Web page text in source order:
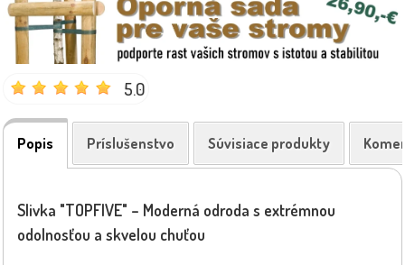
5.0
Popis Príslušenstvo Súvisiace produkty
Slivka "TOPFIVE" – Moderná odroda s extrémnou
odolnosťou a skvelou chuťou